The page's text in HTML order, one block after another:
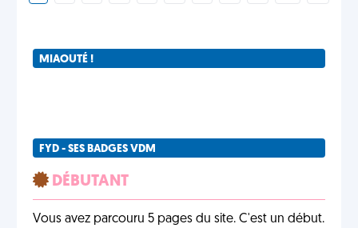
MIAOUTÉ !
FYD - SES BADGES VDM
DÉBUTANT
Vous avez parcouru 5 pages du site. C'est un début.